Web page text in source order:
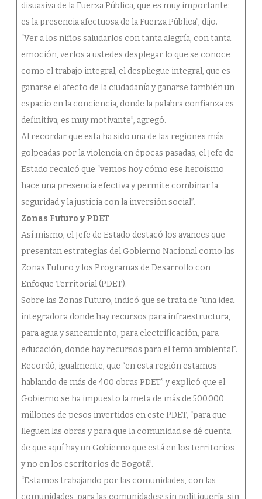
disuasiva de la Fuerza Pública, que es muy importante:
es la presencia afectuosa de la Fuerza Pública”, dijo.
“Ver a los niños saludarlos con tanta alegría, con tanta
emoción, verlos a ustedes desplegar lo que se conoce
como el trabajo integral, el despliegue integral, que es
ganarse el afecto de la ciudadanía y ganarse también un
espacio en la conciencia, donde la palabra confianza es
definitiva, es muy motivante”, agregó.
Al recordar que esta ha sido una de las regiones más
golpeadas por la violencia en épocas pasadas, el Jefe de
Estado recalcó que “vemos hoy cómo ese heroísmo
hace una presencia efectiva y permite combinar la
seguridad y la justicia con la inversión social”.
Zonas Futuro y PDET
Así mismo, el Jefe de Estado destacó los avances que
presentan estrategias del Gobierno Nacional como las
Zonas Futuro y los Programas de Desarrollo con
Enfoque Territorial (PDET).
Sobre las Zonas Futuro, indicó que se trata de “una idea
integradora donde hay recursos para infraestructura,
para agua y saneamiento, para electrificación, para
educación, donde hay recursos para el tema ambiental”.
Recordó, igualmente, que “en esta región estamos
hablando de más de 400 obras PDET” y explicó que el
Gobierno se ha impuesto la meta de más de 500.000
millones de pesos invertidos en este PDET, “para que
lleguen las obras y para que la comunidad se dé cuenta
de que aquí hay un Gobierno que está en los territorios
y no en los escritorios de Bogotá”.
“Estamos trabajando por las comunidades, con las
comunidades, para las comunidades; sin politiquería, sin